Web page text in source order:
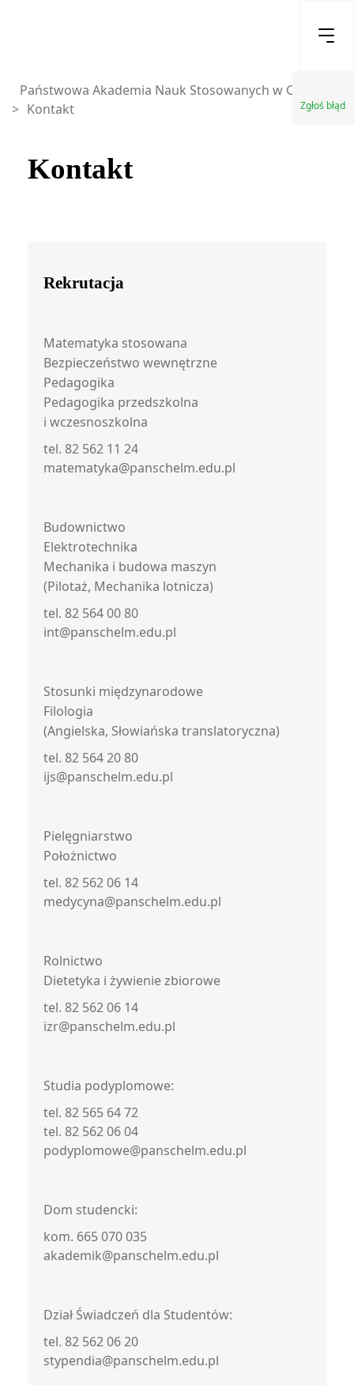
Zgłoś błąd
Państwowa Akademia Nauk Stosowanych w Chełmie
> Kontakt
Kontakt
Rekrutacja
Matematyka stosowana
Bezpieczeństwo wewnętrzne
Pedagogika
Pedagogika przedszkolna
i wczesnoszkolna
tel. 82 562 11 24
matematyka@panschelm.edu.pl
Budownictwo
Elektrotechnika
Mechanika i budowa maszyn
(Pilotaż, Mechanika lotnicza)
tel. 82 564 00 80
int@panschelm.edu.pl
Stosunki międzynarodowe
Filologia
(Angielska, Słowiańska translatoryczna)
tel. 82 564 20 80
ijs@panschelm.edu.pl
Pielęgniarstwo
Położnictwo
tel. 82 562 06 14
medycyna@panschelm.edu.pl
Rolnictwo
Dietetyka i żywienie zbiorowe
tel. 82 562 06 14
izr@panschelm.edu.pl
Studia podyplomowe:
tel. 82 565 64 72
tel. 82 562 06 04
podyplomowe@panschelm.edu.pl
Dom studencki:
kom. 665 070 035
akademik@panschelm.edu.pl
Dział Świadczeń dla Studentów:
tel. 82 562 06 20
stypendia@panschelm.edu.pl